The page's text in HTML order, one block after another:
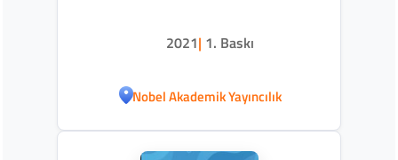
2021| 1. Baskı
Nobel Akademik Yayıncılık